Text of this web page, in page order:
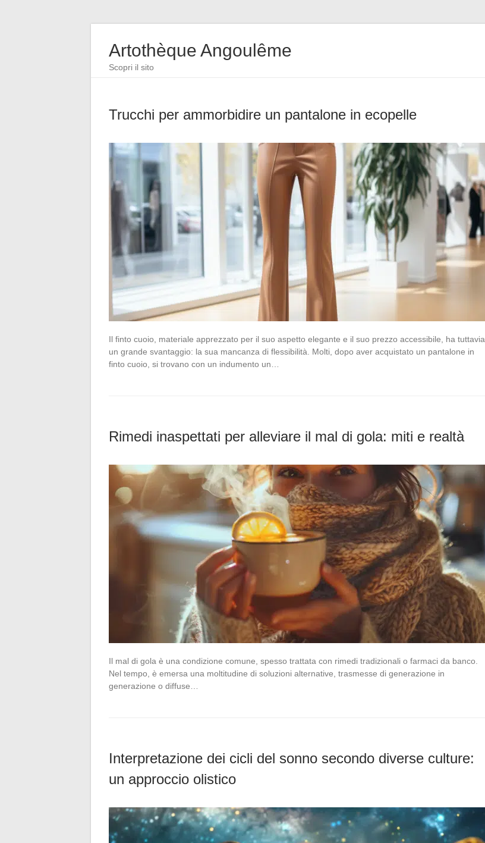
Artothèque Angoulême
Scopri il sito
Trucchi per ammorbidire un pantalone in ecopelle
Il finto cuoio, materiale apprezzato per il suo aspetto elegante e il suo prezzo accessibile, ha tuttavia
un grande svantaggio: la sua mancanza di flessibilità. Molti, dopo aver acquistato un pantalone in
finto cuoio, si trovano con un indumento un…
Rimedi inaspettati per alleviare il mal di gola: miti e realtà
Il mal di gola è una condizione comune, spesso trattata con rimedi tradizionali o farmaci da banco.
Nel tempo, è emersa una moltitudine di soluzioni alternative, trasmesse di generazione in
generazione o diffuse…
Interpretazione dei cicli del sonno secondo diverse culture:
un approccio olistico